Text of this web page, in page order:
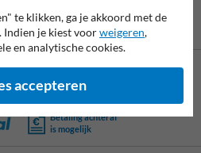
Betaling achteraf
is mogelijk
te klikken, ga je akkoord met de
Indien je kiest voorweigeren,
en analytische cookies.
accepteren